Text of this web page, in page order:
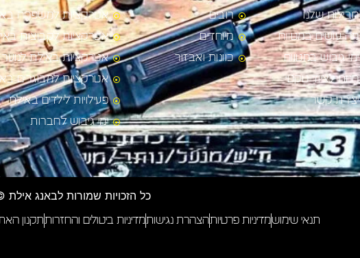
חבילות שלנו
מה עושים במטווח
ימי גיבוש במטווח
חנות לציוד טקטי
יצירת קשר
רובים
מיוחדים
כוונות ואבזור
אטרקציות למשפחה
אטרקציות לקבוצות
אטרקציות באילת לנוער
אטרקציות למבוגרים
פעילויות לילדים באילת
ימי גיבוש לחברות
כל הזכויות שמורות לבאנג אילת
תנאי שימושמדיניות פרטיותהצהרת נגישותמדיניות ביטולים והחזרותתקנון